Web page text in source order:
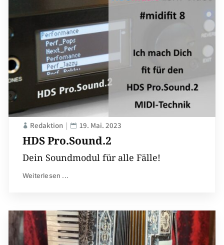
HDS Pro.Sound.2
Redaktion 19. Mai. 2023
Dein Soundmodul für alle Fälle!
Weiterlesen ...